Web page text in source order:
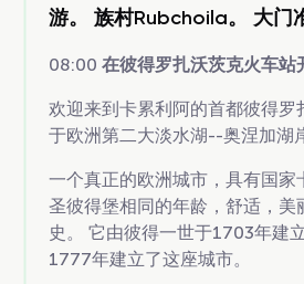
游。 族村Rubchoila。 大门
08:00 在彼得罗扎沃茨克火车站
欢迎来到卡累利阿的首都彼得罗
于欧洲第二大淡水湖--奥涅加湖
一个真正的欧洲城市，具有国
圣彼得堡相同的年龄，舒适，美
史。 它由彼得一世于1703年建
1777年建立了这座城市。